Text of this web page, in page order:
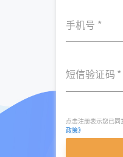
手机号 *
短信验证码 *
点击注册表示您已同
政策》